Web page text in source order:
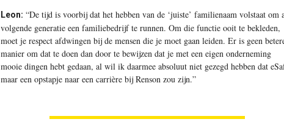
Leon: “De tijd is voorbij dat het hebben van de ‘juiste’ familienaam volstaat om
volgende generatie een familiebedrijf te runnen. Om die functie ooit te bekleden,
moet je respect afdwingen bij de mensen die je moet gaan leiden. Er is geen
manier om dat te doen dan door te bewijzen dat je met een eigen onderneming
mooie dingen hebt gedaan, al wil ik daarmee absoluut niet gezegd hebben dat
maar een opstapje naar een carrière bij Renson zou zijn.”